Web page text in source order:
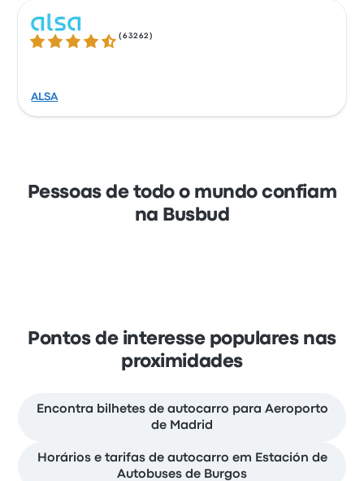
4.3 de 5 estrelas
(63262 )
ALSA
Pessoas de todo o mundo confiam
na Busbud
Pontos de interesse populares nas
proximidades
Encontra bilhetes de autocarro para Aeroporto
de Madrid
Horários e tarifas de autocarro em Estación de
Autobuses de Burgos